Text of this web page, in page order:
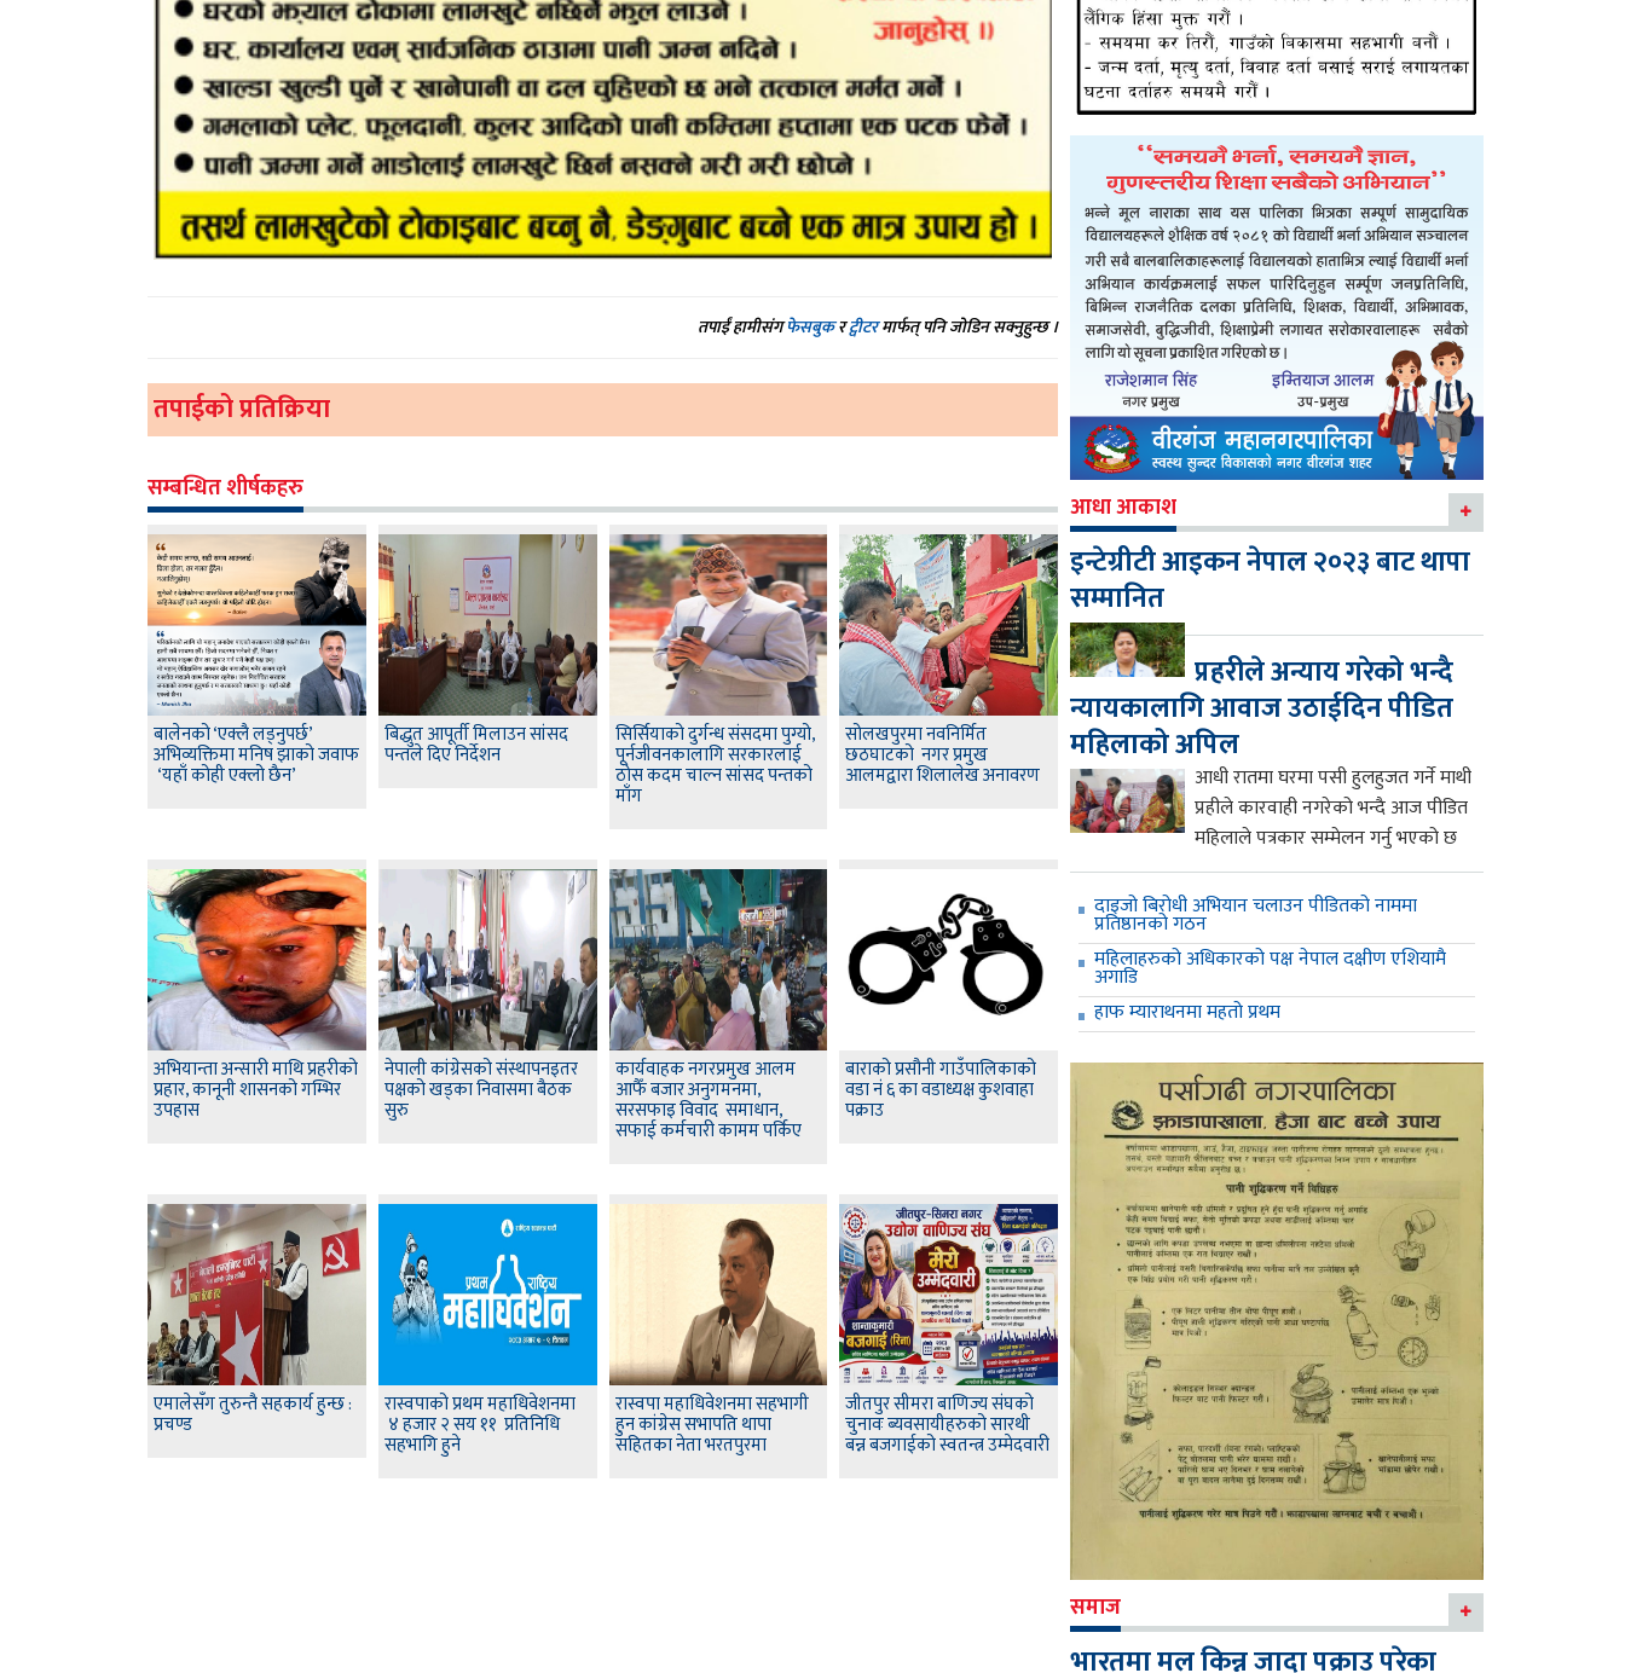
तपाईं हामीसंगफेसबुकरट्वीटरमार्फत् पनि जोडिन सक्नुहुन्छ ।
तपाईको प्रतिक्रिया
सम्बन्धित शीर्षकहरु
बालेनको ‘एक्लै लड्नुपर्छ’
अभिव्यक्तिमा मनिष झाको जवाफ
‘यहाँ कोही एक्लो छैन’
बिद्धुत आपूर्ती मिलाउन सांसद
पन्तले दिए निर्देशन
सिर्सियाको दुर्गन्ध संसदमा पुग्यो,
पूर्नजीवनकालागि सरकारलाई
ठोस कदम चाल्न सांसद पन्तको
माँग
सोलखपुरमा नवनिर्मित
छठघाटको नगर प्रमुख
आलमद्वारा शिलालेख अनावरण
अभियान्ता अन्सारी माथि प्रहरीको
प्रहार, कानूनी शासनको गम्भिर
उपहास
नेपाली कांग्रेसको संस्थापनइतर
पक्षको खड्का निवासमा बैठक
सुरु
कार्यवाहक नगरप्रमुख आलम
आफैँ बजार अनुगमनमा,
सरसफाइ विवाद समाधान,
सफाई कर्मचारी कामम पर्किए
बाराको प्रसौनी गाउँपालिकाको
वडा नं ६ का वडाध्यक्ष कुशवाहा
पक्राउ
एमालेसँग तुरुन्तै सहकार्य हुन्छ :
प्रचण्ड
रास्वपाको प्रथम महाधिवेशनमा
४ हजार २ सय ११ प्रतिनिधि
सहभागि हुने
रास्वपा महाधिवेशनमा सहभागी
हुन कांग्रेस सभापति थापा
सहितका नेता भरतपुरमा
जीतपुर सीमरा बाणिज्य संघको
चुनावः ब्यवसायीहरुको सारथी
बन्न बजगाईको स्वतन्त्र उम्मेदवारी
आधा आकाश
इन्टेग्रीटी आइकन नेपाल २०२३ बाट थापा
सम्मानित
प्रहरीले अन्याय गरेको भन्दै
न्यायकालागि आवाज उठाईदिन पीडित
महिलाको अपिल
आधी रातमा घरमा पसी हुलहुजत गर्ने माथी
प्रहीले कारवाही नगरेको भन्दै आज पीडित
महिलाले पत्रकार सम्मेलन गर्नु भएको छ
दाइजो बिरोधी अभियान चलाउन पीडितको नाममा
प्रतिष्ठानको गठन
महिलाहरुको अधिकारको पक्ष नेपाल दक्षीण एशियामै
अगाडि
हाफ म्याराथनमा महतो प्रथम
समाज
भारतमा मल किन्न जादा पक्राउ परेका